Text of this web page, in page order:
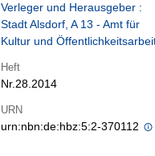
Verleger und Herausgeber :
Stadt Alsdorf, A 13 ‐ Amt für
Kultur und
Heft
Nr.28.2014
URN
urn:nbn:de:hbz:5:2-370112